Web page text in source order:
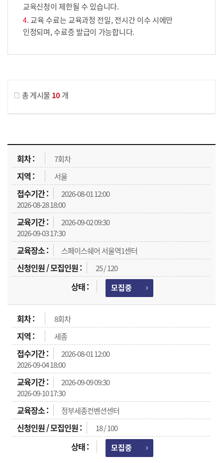
교육신청이 제한될 수 있습니다.
교육 수료는 교육과정 전일, 전시간 이수 시에만
인정되며, 수료증 발급이 가능합니다.
총 게시물 10개
교육신청 목록을 나타낸 표로 회차, 지역, 접수기간, 교육기간, 교육장소, 신청인원/모집인원, 상태로 나뉘어 설명합니다.
7회차
서울
2026-08-01 12:00
2026-08-28 18:00
2026-09-02 09:30
2026-09-03 17:30
스페이스쉐어 서울역1센터
25 / 120
모집중
8회차
세종
2026-08-01 12:00
2026-09-04 18:00
2026-09-09 09:30
2026-09-10 17:30
정부세종컨벤션센터
18 / 100
모집중